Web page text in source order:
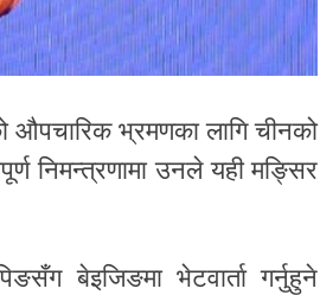
औपचारिक भ्रमणका लागि चीनको
निमन्त्रणामा उनले यही मङ्सिर
बेइजिङमा भेटवार्ता गर्नुहुने